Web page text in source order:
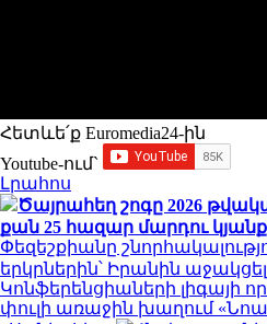
Հետևե՛ք Euromedia24-ին
Youtube-ում`
Լրահոս
Ծայրահեղ շոգը 2026
քան 25 հազար մարդու կյանք
Փեզեշքիանը
երկրներին՝ Իրանին
Կոնֆերենցիաների լիգայի
փուլի առաջին խաղում